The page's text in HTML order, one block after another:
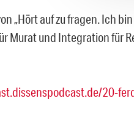
„Hört auf zu fragen. Ich
Murat und Integration für
20-